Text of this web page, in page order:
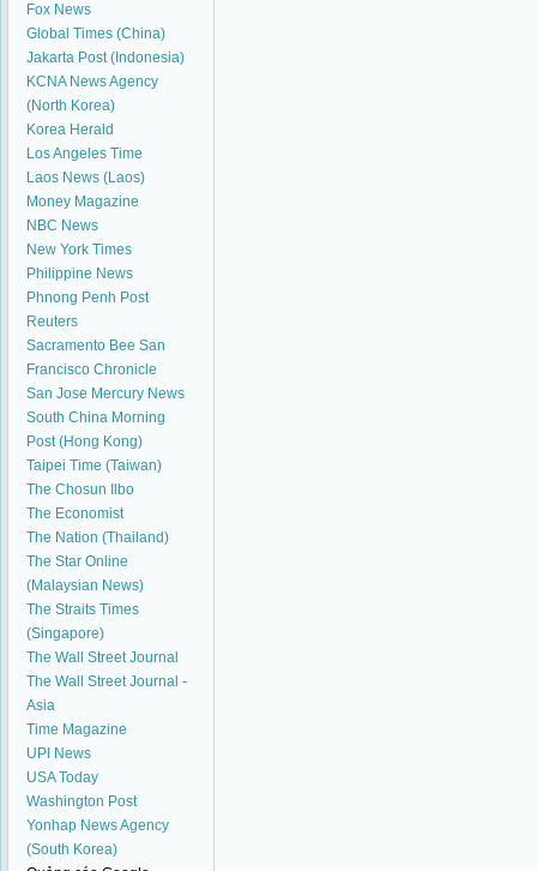
Fox News
Global Times (China)
Jakarta Post (Indonesia)
KCNA News Agency
(North Korea)
Korea Herald
Los Angeles Time
Laos News (Laos)
Money Magazine
NBC News
New York Times
Philippine News
Phnong Penh Post
Reuters
Sacramento Bee San
Francisco Chronicle
San Jose Mercury News
South China Morning
Post (Hong Kong)
Taipei Time (Taiwan)
The Chosun Ilbo
The Economist
The Nation (Thailand)
The Star Online
(Malaysian News)
The Straits Times
(Singapore)
The Wall Street Journal
The Wall Street Journal -
Asia
Time Magazine
UPI News
USA Today
Washington Post
Yonhap News Agency
(South Korea)